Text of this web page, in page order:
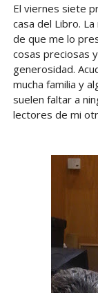
El viernes siete
casa del Libro.
de que me lo
cosas preciosas
generosidad.
mucha familia y
suelen faltar a
lectores de mi